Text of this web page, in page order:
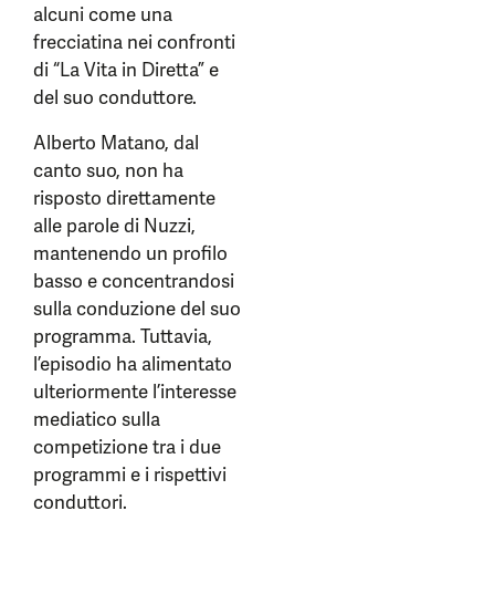
alcuni come una
frecciatina nei confronti
di “La Vita in Diretta” e
del suo conduttore.
Alberto Matano, dal
canto suo, non ha
risposto direttamente
alle parole di Nuzzi,
mantenendo un profilo
basso e concentrandosi
sulla conduzione del suo
programma. Tuttavia,
l’episodio ha alimentato
ulteriormente l’interesse
mediatico sulla
competizione tra i due
programmi e i rispettivi
conduttori.